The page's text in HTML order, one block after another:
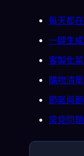
每天都
一鍵生
客製化
購物清
節氣與
常見問